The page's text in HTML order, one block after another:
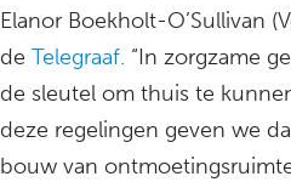
Elanor Boekholt-O’Sullivan
de Telegraaf. “In zorgzame
de sleutel om thuis te
deze regelingen geven we
bouw van